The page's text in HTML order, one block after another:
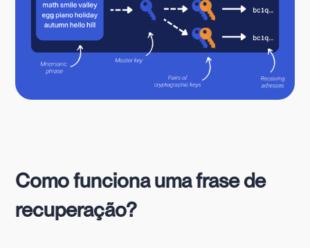
Como funciona uma frase de
recuperação?